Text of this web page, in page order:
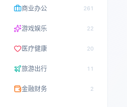
商业办公 261
游戏娱乐 22
医疗健康 20
旅游出行 11
金融财务 2